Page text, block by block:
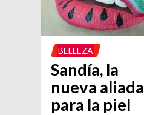
BELLEZA
Sandía, la
nueva aliada
para la piel